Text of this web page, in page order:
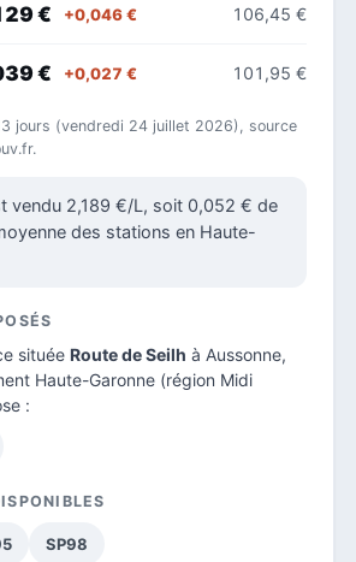
€ +0,046 € 106,45 €
€ +0,027 € 101,95 €
jours (vendredi 24 juillet 2026), source
vendu 2,189 €/L, soit 0,052 € de
des stations en Haute-
située Route de Seilh à Aussonne,
Haute-Garonne (région Midi
:
SP98